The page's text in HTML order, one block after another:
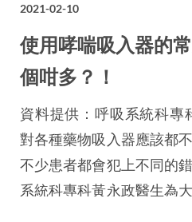
2021-02-10
使用哮喘吸入器的
個咁多？！
資料提供：呼吸系統科專
對各種藥物吸入器應該都
不少患者都會犯上不同的
系統科專科黃永政醫生為